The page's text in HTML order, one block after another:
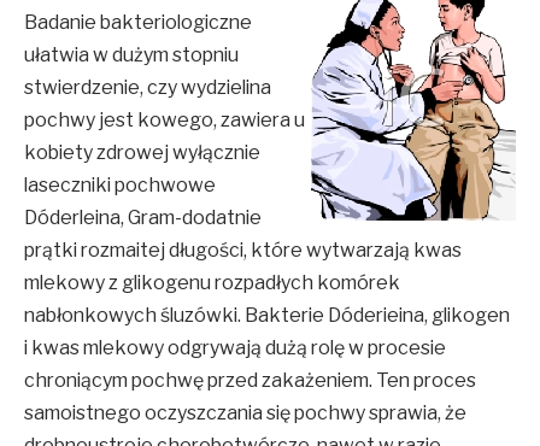
Badanie bakteriologiczne
ułatwia w dużym stopniu
stwierdzenie, czy wydzielina
pochwy jest kowego, zawiera u
kobiety zdrowej wyłącznie
laseczniki pochwowe
Dóderleina, Gram-dodatnie
prątki rozmaitej długości, które wytwarzają kwas
mlekowy z glikogenu rozpadłych komórek
nabłonkowych śluzówki. Bakterie Dóderieina, glikogen
i kwas mlekowy odgrywają dużą rolę w procesie
chroniącym pochwę przed zakażeniem. Ten proces
samoistnego oczyszczania się pochwy sprawia, że